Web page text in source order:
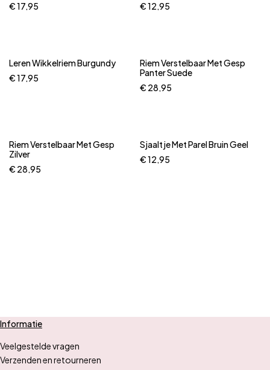
€17,95
€12,95
Leren Wikkelriem Burgundy
€17,95
Riem Verstelbaar Met Gesp
Panter Suede
€ 28,95
Riem Verstelbaar Met Gesp
Zilver
€ 28,95
Sjaaltje Met Parel Bruin Geel
€12,95
Informatie
Veelgestelde vragen
Verzenden en retourneren